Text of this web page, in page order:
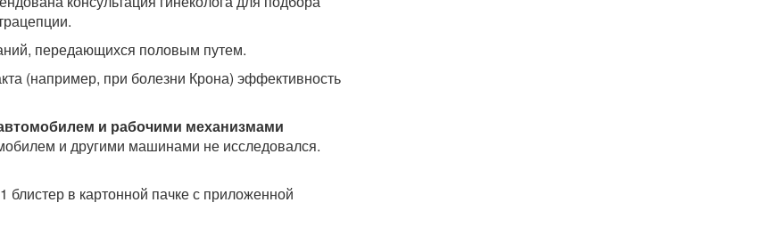
передающихся половым путем.
(например, при болезни Крона) эффективность
и рабочими механизмами
и другими машинами не исследовался.
блистер в картонной пачке с приложенной